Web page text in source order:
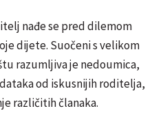
nađe se pred dilemom
dijete. Suočeni s velikom
razumljiva je nedoumica,
od iskusnijih roditelja,
različitih članaka.